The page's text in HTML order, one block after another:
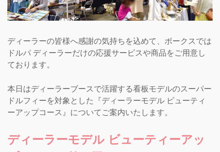
ディーラーの皆様へ感謝の気持ちを込めて、ボークスでは
ドルパ ディーラーだけの応援サービスや商品をご用意し
ております。
本日はディーラーブースで活躍する看板モデルのスーパー
ドルフィーを対象とした『ディーラーモデル ビューティ
ーアップコース』についてご案内いたします。
ディーラーモデル ビューティーアッ